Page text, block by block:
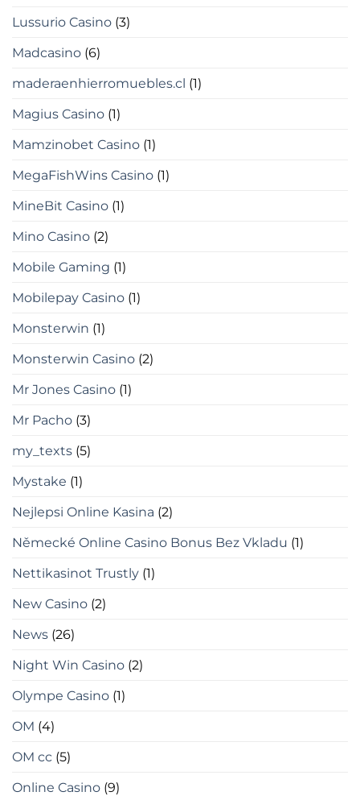
Lussurio Casino (3)
Madcasino (6)
maderaenhierromuebles.cl (1)
Magius Casino (1)
Mamzinobet Casino (1)
MegaFishWins Casino (1)
MineBit Casino (1)
Mino Casino (2)
Mobile Gaming (1)
Mobilepay Casino (1)
Monsterwin (1)
Monsterwin Casino (2)
Mr Jones Casino (1)
Mr Pacho (3)
my_texts (5)
Mystake (1)
Nejlepsi Online Kasina (2)
Německé Online Casino Bonus Bez Vkladu (1)
Nettikasinot Trustly (1)
New Casino (2)
News (26)
Night Win Casino (2)
Olympe Casino (1)
OM (4)
OM cc (5)
Online Casino (9)